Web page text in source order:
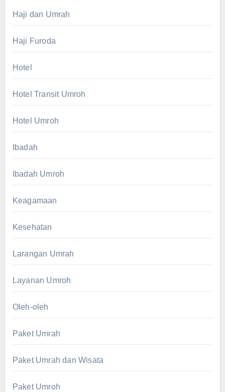
Haji dan Umrah
Haji Furoda
Hotel
Hotel Transit Umroh
Hotel Umroh
Ibadah
Ibadah Umroh
Keagamaan
Kesehatan
Larangan Umrah
Layanan Umroh
Oleh-oleh
Paket Umrah
Paket Umrah dan Wisata
Paket Umroh